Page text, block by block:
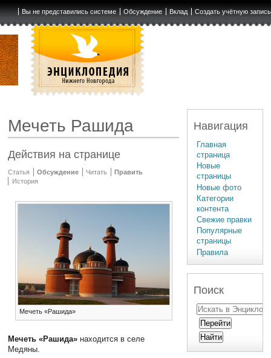
Вы не представились системе Обсуждение Вклад Создать учётную запись
Мечеть Рашида
Действия на странице
Статья Обсуждение Читать
Править
История
Мечеть «Рашида»
Мечеть «Рашида» находится в селе
Медяны.
Навигация
Главная
страница
Новые
страницы
Новые фото
Категории
контента
Свежие правки
Популярные
страницы
Правила
Поиск